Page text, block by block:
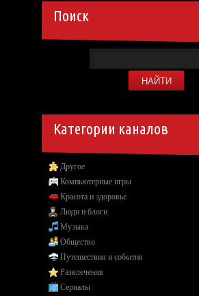
Поиск
Категории каналов
Другое
Компьютерные игры
Красота и здоровье
Люди и блоги
Музыка
Общество
Путешествия и события
Развлечения
Сериалы